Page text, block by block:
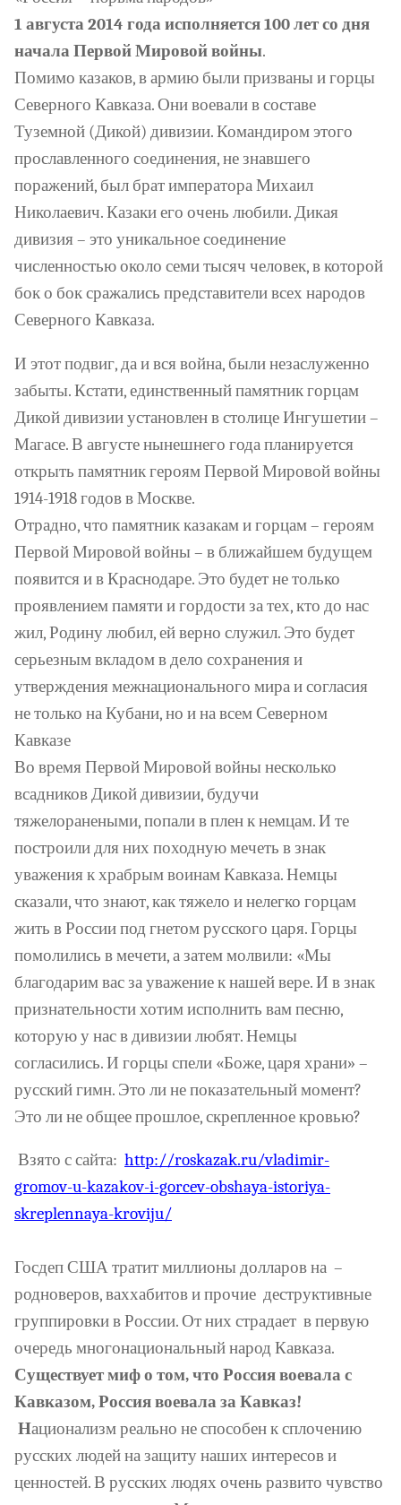
1 августа 2014 года исполняется 100 лет со дня
начала Первой Мировой войны.
Помимо казаков, в армию были призваны и горцы
Северного Кавказа. Они воевали в составе
Туземной (Дикой) дивизии. Командиром этого
прославленного соединения, не знавшего
поражений, был брат императора Михаил
Николаевич. Казаки его очень любили. Дикая
дивизия – это уникальное соединение
численностью около семи тысяч человек, в которой
бок о бок сражались представители всех народов
Северного Кавказа.
И этот подвиг, да и вся война, были незаслуженно
забыты. Кстати, единственный памятник горцам
Дикой дивизии установлен в столице Ингушетии –
Магасе. В августе нынешнего года планируется
открыть памятник героям Первой Мировой войны
1914-1918 годов в Москве.
Отрадно, что памятник казакам и горцам – героям
Первой Мировой войны – в ближайшем будущем
появится и в Краснодаре. Это будет не только
проявлением памяти и гордости за тех, кто до нас
жил, Родину любил, ей верно служил. Это будет
серьезным вкладом в дело сохранения и
утверждения межнационального мира и согласия
не только на Кубани, но и на всем Северном
Кавказе
Во время Первой Мировой войны несколько
всадников Дикой дивизии, будучи
тяжелоранеными, попали в плен к немцам. И те
построили для них походную мечеть в знак
уважения к храбрым воинам Кавказа. Немцы
сказали, что знают, как тяжело и нелегко горцам
жить в России под гнетом русского царя. Горцы
помолились в мечети, а затем молвили: «Мы
благодарим вас за уважение к нашей вере. И в знак
признательности хотим исполнить вам песню,
которую у нас в дивизии любят. Немцы
согласились. И горцы спели «Боже, царя храни» –
русский гимн. Это ли не показательный момент?
Это ли не общее прошлое, скрепленное кровью?
Взято с сайта: http://roskazak.ru/vladimir-
gromov-u-kazakov-i-gorcev-obshaya-istoriya-
skreplennaya-kroviju/
Госдеп США тратит миллионы долларов на –
родноверов, ваххабитов и прочие деструктивные
группировки в России. От них страдает в первую
очередь многонациональный народ Кавказа.
Существует миф о том, что Россия воевала с
Кавказом, Россия воевала за Кавказ!
Национализм реально не способен к сплочению
русских людей на защиту наших интересов и
ценностей. В русских людях очень развито чувство